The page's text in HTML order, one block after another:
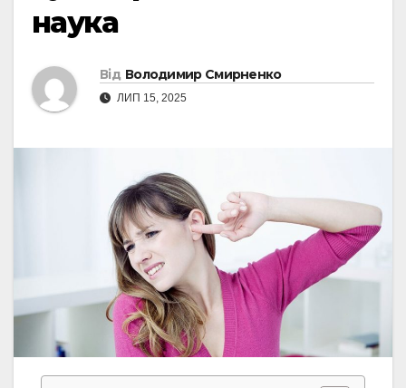
наука
Від Володимир Смирненко
ЛИП 15, 2025